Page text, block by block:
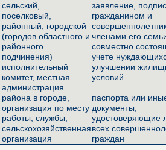
сельский,
поселковый,
районный, городской
(городов областного и
районного
подчинения)
исполнительный
комитет, местная
администрация
района в городе,
организация по месту
работы, службы,
сельскохозяйственная
организация
заявление,
гражданином и
членами его
совместно
учете
улучшении
условий
паспорта или
документы,
удостоверяющие
всех
граждан